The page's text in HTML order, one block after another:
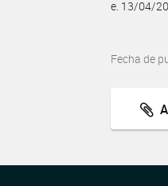
e. 13/04/
Fecha de